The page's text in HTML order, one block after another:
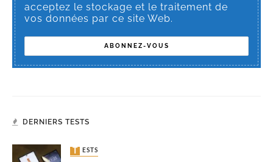
acceptez le stockage et le traitement de
vos données par ce site Web.
DERNIERS TESTS
TESTS